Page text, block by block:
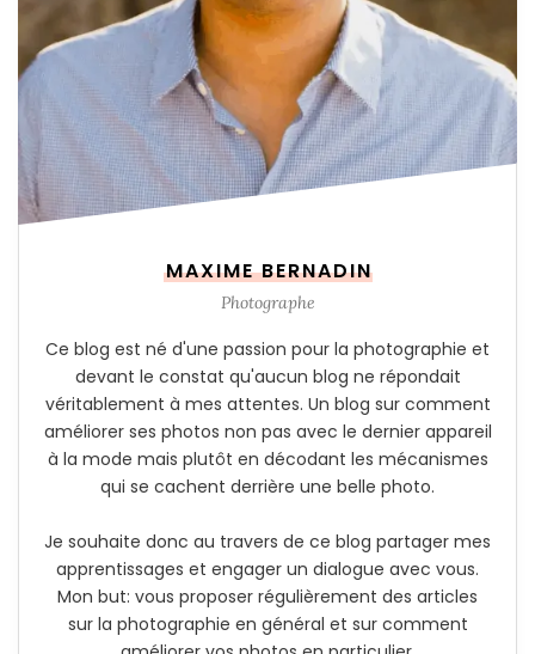
MAXIME BERNADIN
Photographe
Ce blog est né d'une passion pour la photographie et
devant le constat qu'aucun blog ne répondait
véritablement à mes attentes. Un blog sur comment
améliorer ses photos non pas avec le dernier appareil
à la mode mais plutôt en décodant les mécanismes
qui se cachent derrière une belle photo.
Je souhaite donc au travers de ce blog partager mes
apprentissages et engager un dialogue avec vous.
Mon but: vous proposer régulièrement des articles
sur la photographie en général et sur comment